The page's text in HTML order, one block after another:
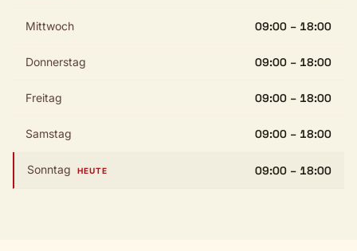
Mittwoch 09:00 – 18:00
Donnerstag 09:00 – 18:00
Freitag 09:00 – 18:00
Samstag 09:00 – 18:00
Sonntag HEUTE 09:00 – 18:00